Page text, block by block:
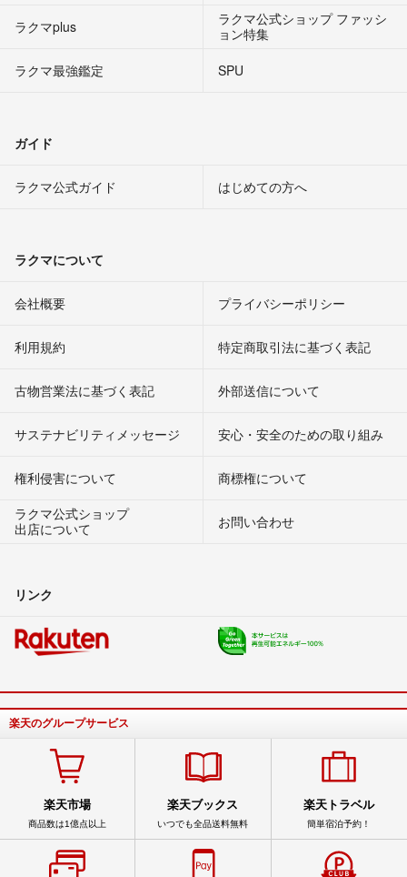
ラクマplus
ラクマ公式ショップ ファッシ
ョン特集
ラクマ最強鑑定
SPU
ガイド
ラクマ公式ガイド はじめての方へ
ラクマについて
会社概要 プライバシーポリシー
利用規約 特定商取引法に基づく表記
古物営業法に基づく表記 外部送信について
サステナビリティメッセージ 安心・安全のための取り組み
権利侵害について
商標権について
ラクマ公式ショップ
出店について
お問い合わせ
リンク
楽天のグループサービス
楽天市場
商品数は1億点以上
楽天ブックス
いつでも全品送料無料
楽天トラベル
簡単宿泊予約！